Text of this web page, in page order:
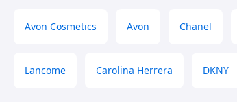
Avon Cosmetics Avon Chanel
Lancome Carolina Herrera DKNY